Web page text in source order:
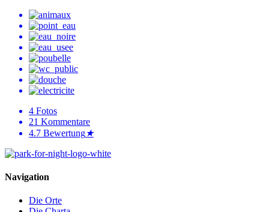
4 Fotos
21 Kommentare
4.7 Bewertung★
Navigation
Die Orte